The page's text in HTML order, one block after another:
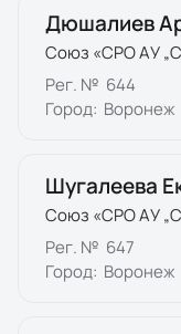
Дюшалиев
Союз «СРО АУ
Рег. № 644
Город: Воронеж
Шугалеева
Союз «СРО АУ
Рег. № 647
Город: Воронеж